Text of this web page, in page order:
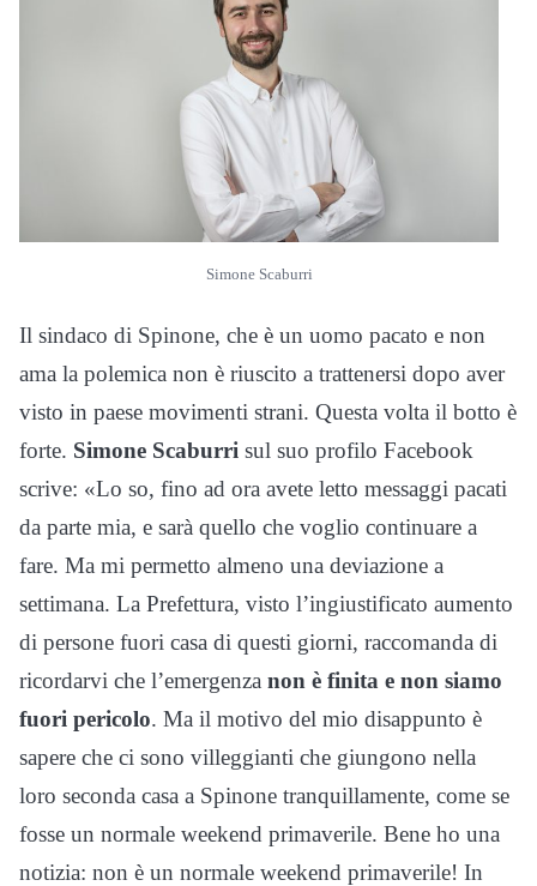
Simone Scaburri
Il sindaco di Spinone, che è un uomo pacato e non
ama la polemica non è riuscito a trattenersi dopo aver
visto in paese movimenti strani. Questa volta il botto è
forte. Simone Scaburri sul suo profilo Facebook
scrive: «Lo so, fino ad ora avete letto messaggi pacati
da parte mia, e sarà quello che voglio continuare a
fare. Ma mi permetto almeno una deviazione a
settimana. La Prefettura, visto l’ingiustificato aumento
di persone fuori casa di questi giorni, raccomanda di
ricordarvi che l’emergenza non è finita e non siamo
fuori pericolo. Ma il motivo del mio disappunto è
sapere che ci sono villeggianti che giungono nella
loro seconda casa a Spinone tranquillamente, come se
fosse un normale weekend primaverile. Bene ho una
notizia: non è un normale weekend primaverile! In